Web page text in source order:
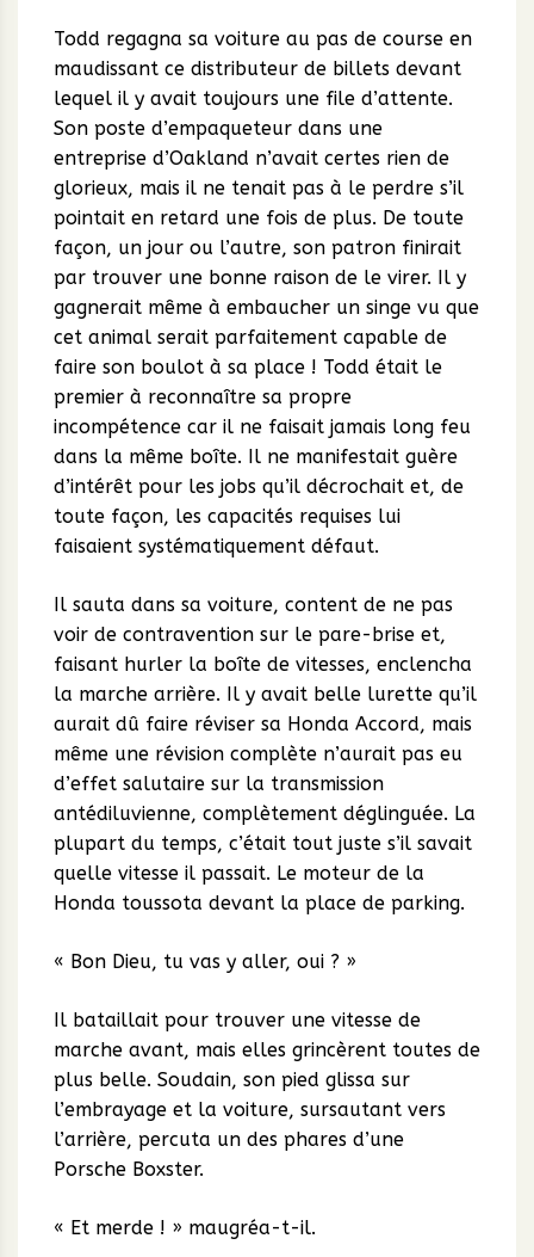
Todd regagna sa voiture au pas de course en
maudissant ce distributeur de billets devant
lequel il y avait toujours une file d’attente.
Son poste d’empaqueteur dans une
entreprise d’Oakland n’avait certes rien de
glorieux, mais il ne tenait pas à le perdre s’il
pointait en retard une fois de plus. De toute
façon, un jour ou l’autre, son patron finirait
par trouver une bonne raison de le virer. Il y
gagnerait même à embaucher un singe vu que
cet animal serait parfaitement capable de
faire son boulot à sa place ! Todd était le
premier à reconnaître sa propre
incompétence car il ne faisait jamais long feu
dans la même boîte. Il ne manifestait guère
d’intérêt pour les jobs qu’il décrochait et, de
toute façon, les capacités requises lui
faisaient systématiquement défaut.
Il sauta dans sa voiture, content de ne pas
voir de contravention sur le pare-brise et,
faisant hurler la boîte de vitesses, enclencha
la marche arrière. Il y avait belle lurette qu’il
aurait dû faire réviser sa Honda Accord, mais
même une révision complète n’aurait pas eu
d’effet salutaire sur la transmission
antédiluvienne, complètement déglinguée. La
plupart du temps, c’était tout juste s’il savait
quelle vitesse il passait. Le moteur de la
Honda toussota devant la place de parking.
« Bon Dieu, tu vas y aller, oui ? »
Il bataillait pour trouver une vitesse de
marche avant, mais elles grincèrent toutes de
plus belle. Soudain, son pied glissa sur
l’embrayage et la voiture, sursautant vers
l’arrière, percuta un des phares d’une
Porsche Boxster.
« Et merde ! » maugréa-t-il.